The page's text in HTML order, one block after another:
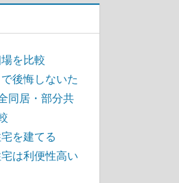
を比較
後悔しないた
同居・部分共
を建てる
は利便性高い